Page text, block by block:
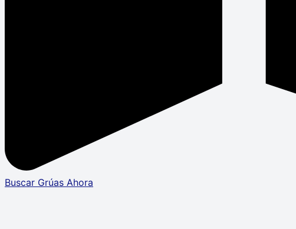
Buscar Grúas Ahora